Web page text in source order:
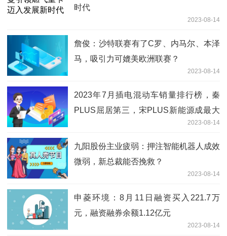
时代
2023-08-14
詹俊：沙特联赛有了C罗、内马尔、本泽
马，吸引力可媲美欧洲联赛？
2023-08-14
2023年7月插电混动车销量排行榜，秦
PLUS屈居第三，宋PLUS新能源成最大
2023-08-14
九阳股份主业疲弱：押注智能机器人成效
微弱，新总裁能否挽救？
2023-08-14
申菱环境：8月11日融资买入221.7万
元，融资融券余额1.12亿元
2023-08-14